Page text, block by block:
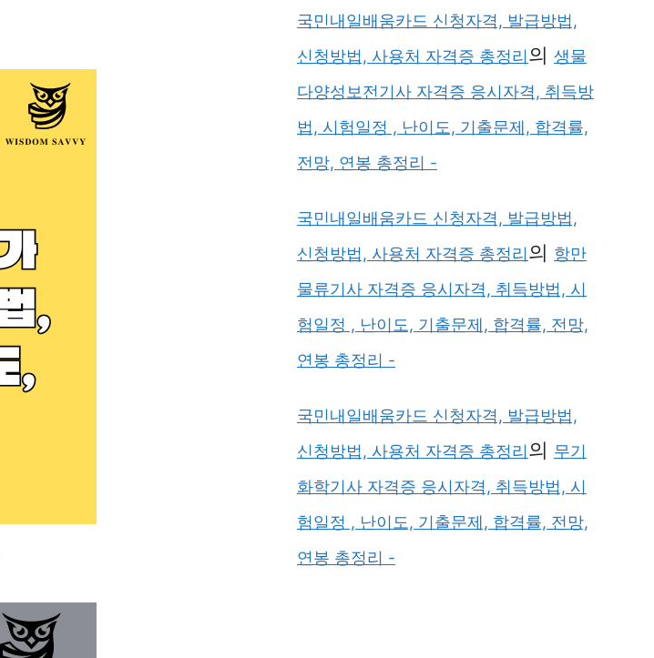
국민내일배움카드 신청자격, 발급방법,
신청방법, 사용처 자격증 총정리의 생물
다양성보전기사 자격증 응시자격, 취득방
법, 시험일정 , 난이도, 기출문제, 합격률,
전망, 연봉 총정리 -
국민내일배움카드 신청자격, 발급방법,
신청방법, 사용처 자격증 총정리의 항만
물류기사 자격증 응시자격, 취득방법, 시
험일정 , 난이도, 기출문제, 합격률, 전망,
연봉 총정리 -
국민내일배움카드 신청자격, 발급방법,
신청방법, 사용처 자격증 총정리의 무기
화학기사 자격증 응시자격, 취득방법, 시
험일정 , 난이도, 기출문제, 합격률, 전망,
연봉 총정리 -